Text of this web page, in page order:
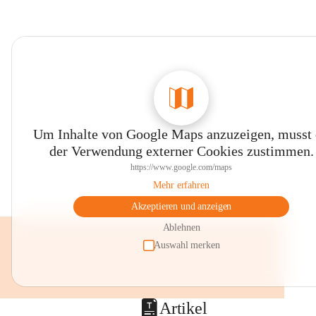
Um Inhalte von Google Maps anzuzeigen, musst
der Verwendung externer Cookies zustimmen.
https://www.google.com/maps
Mehr erfahren
Akzeptieren und anzeigen
Ablehnen
Auswahl merken
Artikel